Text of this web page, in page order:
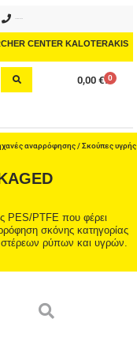
CENTER KALOTERAKIS
0,00 € 0
Cart
αναρρόφησης/Σκούπες υγρής
PES/PTFE που φέρει
σκόνης κατηγορίας
ρύπων και υγρών.